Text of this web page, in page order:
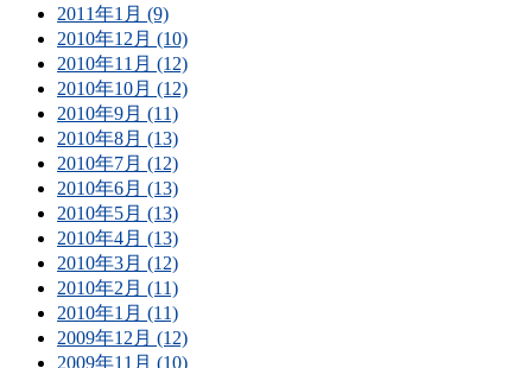
2011年1月 (9)
2010年12月 (10)
2010年11月 (12)
2010年10月 (12)
2010年9月 (11)
2010年8月 (13)
2010年7月 (12)
2010年6月 (13)
2010年5月 (13)
2010年4月 (13)
2010年3月 (12)
2010年2月 (11)
2010年1月 (11)
2009年12月 (12)
2009年11月 (10)